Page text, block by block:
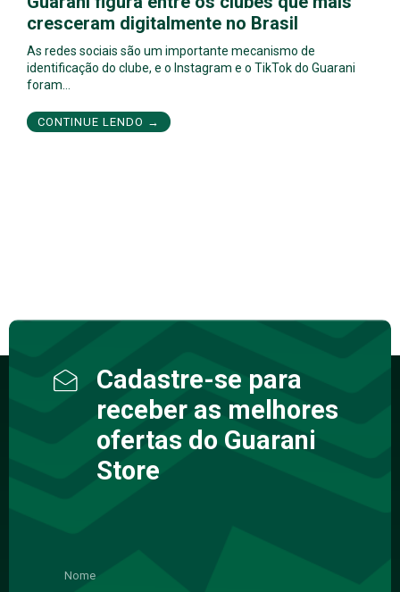
cresceram digitalmente no Brasil
As redes sociais são um importante mecanismo de
identificação do clube, e o Instagram e o TikTok do Guarani
foram…
CONTINUE LENDO →
Cadastre-se para
receber as melhores
ofertas do Guarani
Store